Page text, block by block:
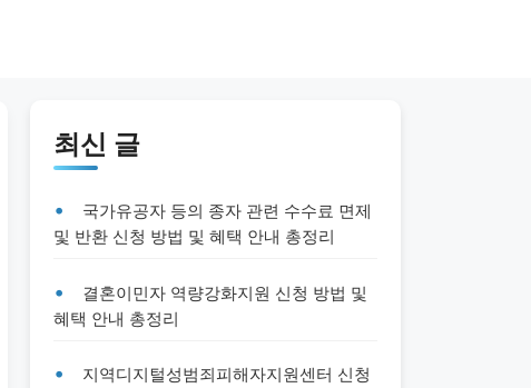
최신 글
국가유공자 등의 종자 관련 수수료 면제
및 반환 신청 방법 및 혜택 안내 총정리
결혼이민자 역량강화지원 신청 방법 및
혜택 안내 총정리
지역디지털성범죄피해자지원센터 신청